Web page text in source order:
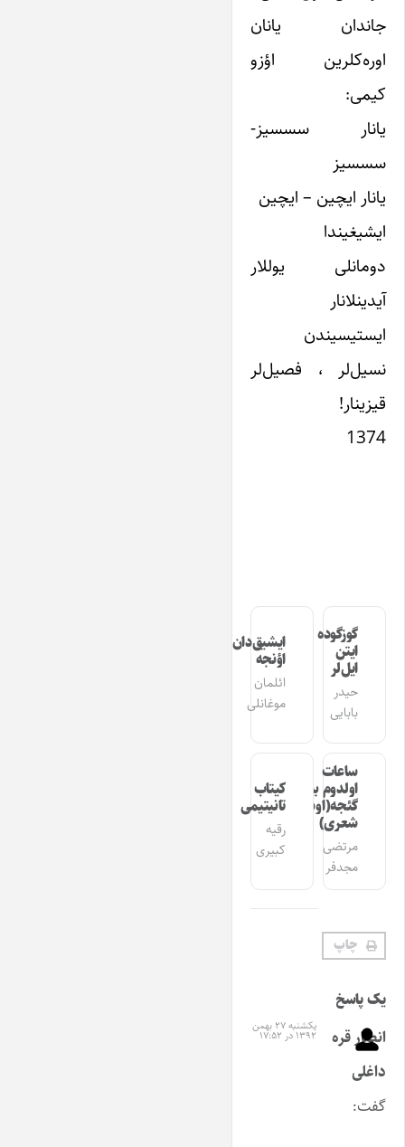
جاندان یانان
اوره‌کلرین اؤزو
کیمی:
یانار سسسیز-
سسسیز
یانار ایچین – ایچین
ایشیغیندا
دومانلی یوللار
آیدینلانار
ایستیسیندن
نسیل‌لر ، فصیل‌لر
قیزینار!
1374
گوزگوده
ایتن
ایل‌لر
حیدر
بابایی
ایشیق‌دان
اؤنجه
ائلمان
موغانلی
ساعات
اولدوم بیر
گئجه(اوشاق
شعری)
مرتضی
مجدفر
کیتاب
تانیتیمی
رقیه
کبیری
چاپ
یک پاسخ
انصار قره
داغلی
گفت:
یکشنبه ۲۷ بهمن
۱۳۹۲ در ۱۷:۵۲